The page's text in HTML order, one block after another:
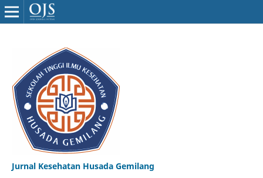
Jurnal Kesehatan Husada Gemilang